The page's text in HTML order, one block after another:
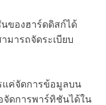
นของฮาร์ดดิสก์ได้
มารถจัดระเบียบ
แค่จัดการข้อมูลบน
จัดการพาร์ทิชันได้ใน